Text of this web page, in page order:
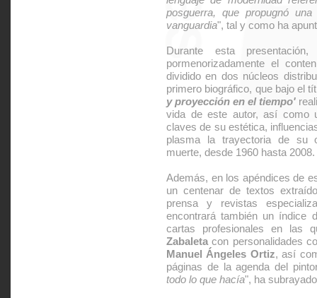
posguerra, que propugnó
vanguardia", tal y como ha
Durante esta
pormenorizadamente el
dividido en dos núcleos
primero biográfico, que bajo el
y proyección en el tiempo'
vida de este autor, así como
claves de su estética,
plasma la trayectoria de su
muerte, desde 1960 hasta 2008.
Además, en los apéndices de
un centenar de textos
prensa y revistas
encontrará también un índice
cartas profesionales en las
Zabaleta con personalidades
Manuel Ángeles Ortiz, así
páginas de la agenda del
todo lo que hacía", ha